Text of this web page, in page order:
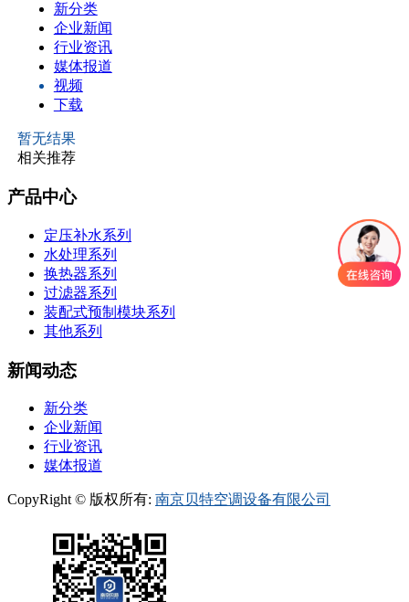
新分类
企业新闻
行业资讯
媒体报道
视频
下载
暂无结果
相关推荐
产品中心
定压补水系列
水处理系列
换热器系列
过滤器系列
装配式预制模块系列
其他系列
新闻动态
新分类
企业新闻
行业资讯
媒体报道
CopyRight © 版权所有: 南京贝特空调设备有限公司